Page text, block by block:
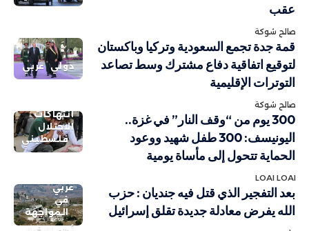
عقب
صالح شوكة
دولي عربي
قمة جدة تجمع السعودية وتركيا وباكستان
لتوقيع اتفاقية دفاع مشترك وسط تصاعد
التوترات الإقليمية
صالح شوكة
انتهاكات
الاحتلال
فلسطيني
300 يوم من “وقف النار” في غزة..
اليونيسف: 300 طفل شهيد ووعود
الحماية تتحول إلى مأساة يومية
LOAI LOAI
عربي
في
المواجهة
بعد التفجير الذي قتل فيه جنديان : حزب
الله يفرض معادلة جديدة تقلق إسرائيل